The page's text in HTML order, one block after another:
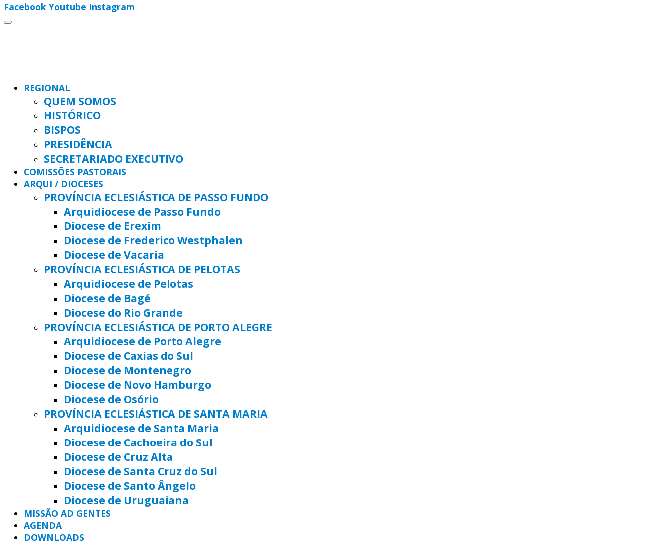
Facebook Youtube Instagram
REGIONAL
QUEM SOMOS
HISTÓRICO
BISPOS
PRESIDÊNCIA
SECRETARIADO EXECUTIVO
COMISSÕES PASTORAIS
ARQUI / DIOCESES
PROVÍNCIA ECLESIÁSTICA DE PASSO FUNDO
Arquidiocese de Passo Fundo
Diocese de Erexim
Diocese de Frederico Westphalen
Diocese de Vacaria
PROVÍNCIA ECLESIÁSTICA DE PELOTAS
Arquidiocese de Pelotas
Diocese de Bagé
Diocese do Rio Grande
PROVÍNCIA ECLESIÁSTICA DE PORTO ALEGRE
Arquidiocese de Porto Alegre
Diocese de Caxias do Sul
Diocese de Montenegro
Diocese de Novo Hamburgo
Diocese de Osório
PROVÍNCIA ECLESIÁSTICA DE SANTA MARIA
Arquidiocese de Santa Maria
Diocese de Cachoeira do Sul
Diocese de Cruz Alta
Diocese de Santa Cruz do Sul
Diocese de Santo Ângelo
Diocese de Uruguaiana
MISSÃO AD GENTES
AGENDA
DOWNLOADS